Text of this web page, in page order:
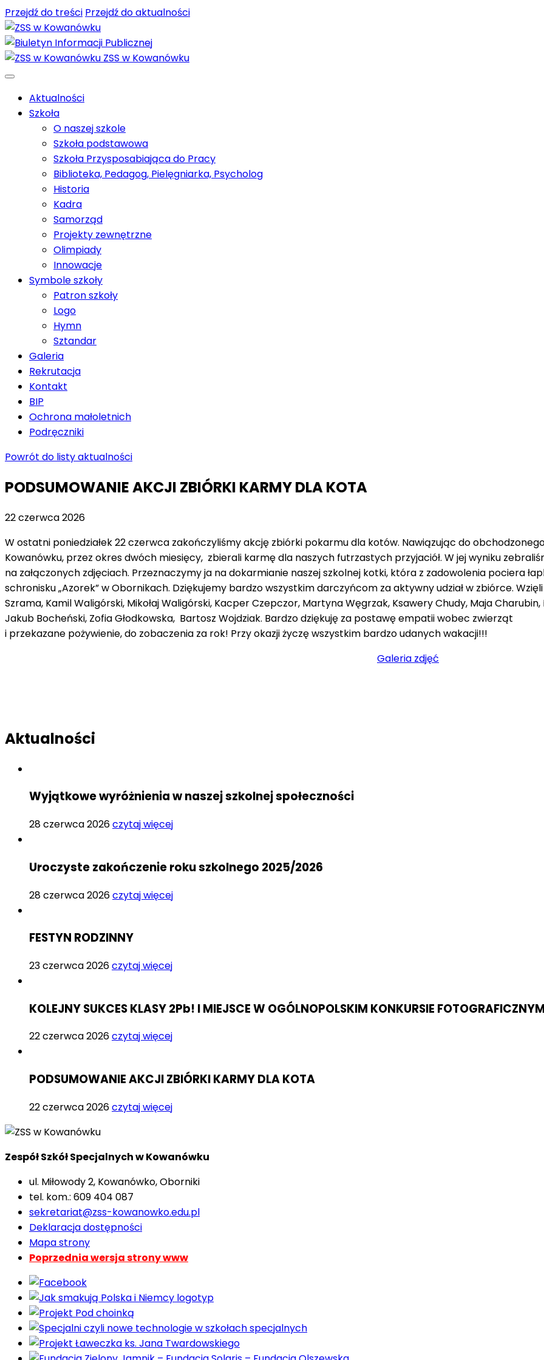
Przejdź do treści Przejdź do aktualności
ZSS w Kowanówku
Aktualności
Szkoła
O naszej szkole
Szkoła podstawowa
Szkoła Przysposabiająca do Pracy
Biblioteka, Pedagog, Pielęgniarka, Psycholog
Historia
Kadra
Samorząd
Projekty zewnętrzne
Olimpiady
Innowacje
Symbole szkoły
Patron szkoły
Logo
Hymn
Sztandar
Galeria
Rekrutacja
Kontakt
BIP
Ochrona małoletnich
Podręczniki
Powrót do listy aktualności
PODSUMOWANIE AKCJI ZBIÓRKI KARMY DLA KOTA
22 czerwca 2026
W ostatni poniedziałek 22 czerwca zakończyliśmy akcję zbiórki pokarmu dla kotów. Nawiązując do
Kowanówku, przez okres dwóch miesięcy, zbierali karmę dla naszych futrzastych przyjaciół. W jej wyniku
na załączonych zdjęciach. Przeznaczymy ja na dokarmianie naszej szkolnej kotki, która z zadowolenia pociera
schronisku„Azorek”w Obornikach. Dziękujemy bardzo wszystkim darczyńcom za aktywny udział w zbiórce. Wzięli
Szrama, Kamil Waligórski, Mikołaj Waligórski, KacperCzepczor, MartynaWęgrzak, Ksawery Chudy, MajaCharubin,
Jakub Bocheński, ZofiaGłodkowska, Bartosz Wojdziak. Bardzo dziękuję za postawę empatii wobec zwierząt
i przekazane pożywienie, do zobaczenia za rok! Przy okazji życzę wszystkim bardzo udanych wakacji!!!
Galeria zdjęć
Aktualności
Wyjątkowe wyróżnienia w naszej szkolnej społeczności
28 czerwca 2026czytaj więcej
Uroczyste zakończenie roku szkolnego 2025/2026
28 czerwca 2026czytaj więcej
FESTYN RODZINNY
23 czerwca 2026czytaj więcej
KOLEJNY SUKCES KLASY 2Pb! I MIEJSCE W OGÓLNOPOLSKIM KONKURSIE
22 czerwca 2026czytaj więcej
PODSUMOWANIE AKCJI ZBIÓRKI KARMY DLA KOTA
22 czerwca 2026czytaj więcej
Zespół Szkół Specjalnych w Kowanówku
ul. Miłowody 2, Kowanówko, Oborniki
tel. kom.: 609 404 087
sekretariat@zss-kowanowko.edu.pl
Deklaracja dostępności
Mapa strony
Poprzednia wersja strony www